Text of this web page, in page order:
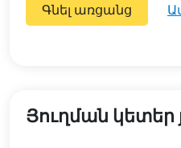
Գնել առցանց
Յուղման կետեր